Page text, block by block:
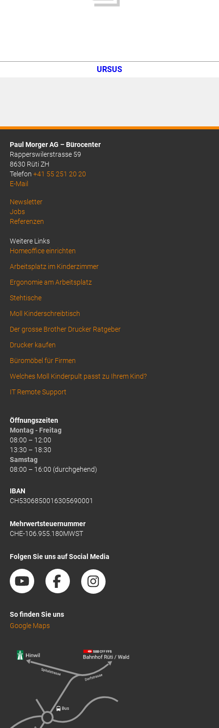
URSUS
Paul Morger AG – Bürocenter
Rapperswilerstrasse 59
8630 Rüti ZH
Telefon +41 55 251 20 20
E-Mail
Above
Footer
Newsletter
Jobs
Referenzen
Weitere Links
Homeoffice einrichten
Arbeitsplatz im Kinderzimmer
Ergonomie am Arbeitsplatz
Stehtische
Moll Kinderschreibtisch
Der grosse Brother Drucker Ratgeber
Drucker kaufen
Büromöbel für Firmen
Welches Moll Kinderpult passt zu Ihrem Kind?
IT Remote Support
Öffnungszeiten
Montag - Freitag
08:00 – 12:00
13:30 – 18:30
Samstag
08:00 – 16:00 (durchgehend)
IBAN
CH5306850016305690001
Mehrwertsteuernummer
CHE-106.955.180MWST
Folgen Sie uns auf Social Media
So finden Sie uns
Google Maps